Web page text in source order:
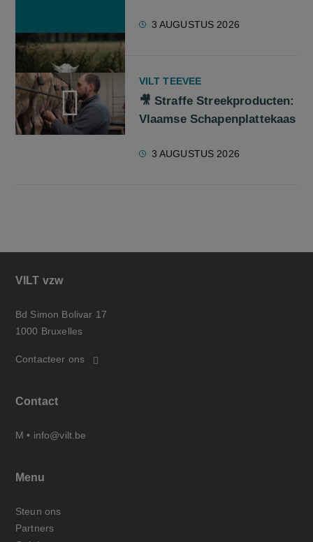
3 AUGUSTUS 2026
VILT TEEVEE
🎥 Straffe Streekproducten:
Vlaamse Schapenplattekaas
3 AUGUSTUS 2026
VILT vzw
Bd Simon Bolivar 17
1000 Bruxelles
Contacteer ons
Contact
M • info@vilt.be
Menu
Steun ons
Partners